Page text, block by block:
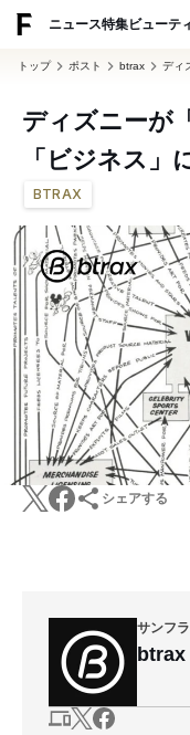
ニュース特集ビューテ
トップ ポスト btrax ディ
ディズニーが
「ビジネス」
BTRAX
シェアする
サンフ
btrax